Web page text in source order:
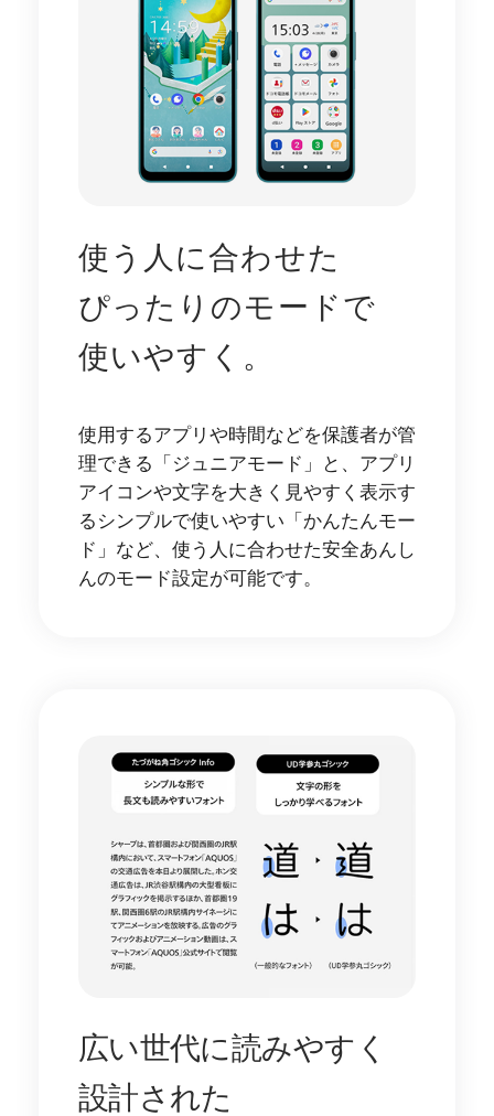
使う人に合わせた
ぴったりのモードで
使いやすく。
使用するアプリや時間などを保護者が管
理できる「ジュニアモード」と、アプリ
アイコンや文字を大きく見やすく表示す
るシンプルで使いやすい「かんたんモー
ド」など、使う人に合わせた安全あんし
んのモード設定が可能です。
広い世代に読みやすく
設計された